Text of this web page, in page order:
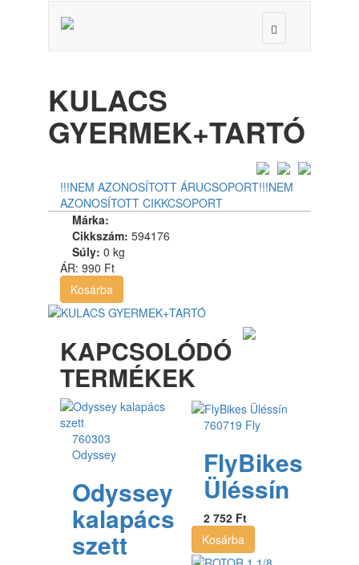
Toggle
navigation
KULACS
GYERMEK+TARTÓ
!!!NEM AZONOSÍTOTT ÁRUCSOPORT!!!NEM
AZONOSÍTOTT CIKKCSOPORT
Márka:
Cikkszám: 594176
Súly: 0 kg
ÁR: 990 Ft
Kosárba
KAPCSOLÓDÓ
TERMÉKEK
760303
Odyssey
Odyssey
kalapács
szett
760719 Fly
FlyBikes
Üléssín
2 752 Ft
Kosárba